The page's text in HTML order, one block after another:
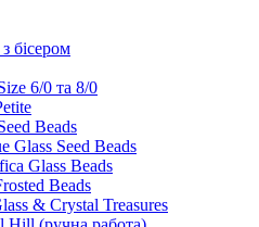
бісером
6/0 та 8/0
Beads
Glass Seed Beads
Glass Beads
Beads
& Crystal Treasures